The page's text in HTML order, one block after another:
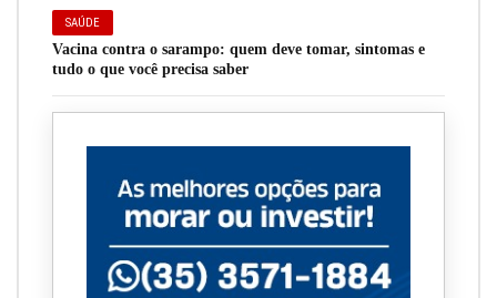
SAÚDE
Vacina contra o sarampo: quem deve tomar, sintomas e
tudo o que você precisa saber